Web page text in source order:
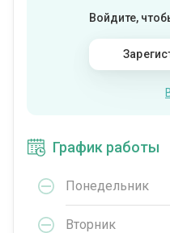
Войдите,
График работы
Понедельник
Вторник